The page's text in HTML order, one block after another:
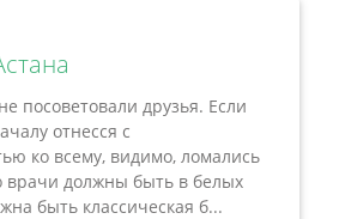
посоветовали друзья. Если
отнесся с
ко всему, видимо, ломались
врачи должны быть в белых
быть классическая б...